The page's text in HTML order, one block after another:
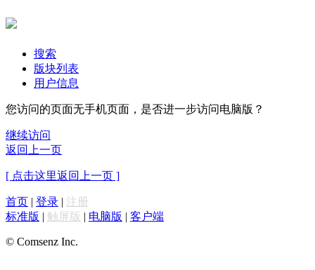
搜索
版块列表
用户信息
您访问的页面无手机页面，是否进一步访问电脑版？
继续访问
返回上一页
[ 点击这里返回上一页 ]
首页 | 登录 | 注册
标准版 | 触屏版 | 电脑版 | 客户端
© Comsenz Inc.